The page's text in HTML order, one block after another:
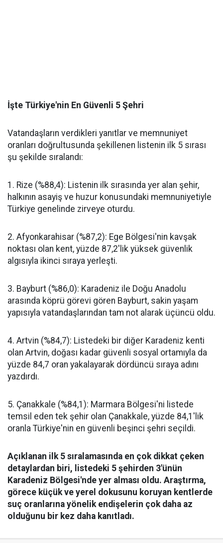
​İşte Türkiye'nin En Güvenli 5 Şehri
​Vatandaşların verdikleri yanıtlar ve memnuniyet
oranları doğrultusunda şekillenen listenin ilk 5 sırası
şu şekilde sıralandı:
​1. Rize (%88,4): Listenin ilk sırasında yer alan şehir,
halkının asayiş ve huzur konusundaki memnuniyetiyle
Türkiye genelinde zirveye oturdu.
​2. Afyonkarahisar (%87,2): Ege Bölgesi'nin kavşak
noktası olan kent, yüzde 87,2'lik yüksek güvenlik
algısıyla ikinci sıraya yerleşti.
​3. Bayburt (%86,0): Karadeniz ile Doğu Anadolu
arasında köprü görevi gören Bayburt, sakin yaşam
yapısıyla vatandaşlarından tam not alarak üçüncü oldu.
​4. Artvin (%84,7): Listedeki bir diğer Karadeniz kenti
olan Artvin, doğası kadar güvenli sosyal ortamıyla da
yüzde 84,7 oran yakalayarak dördüncü sıraya adını
yazdırdı.
​5. Çanakkale (%84,1): Marmara Bölgesi'ni listede
temsil eden tek şehir olan Çanakkale, yüzde 84,1'lik
oranla Türkiye'nin en güvenli beşinci şehri seçildi.
Açıklanan ilk 5 sıralamasında en çok dikkat çeken
detaylardan biri, listedeki 5 şehirden 3'ünün
Karadeniz Bölgesi'nde yer alması oldu. Araştırma,
görece küçük ve yerel dokusunu koruyan kentlerde
suç oranlarına yönelik endişelerin çok daha az
olduğunu bir kez daha kanıtladı.